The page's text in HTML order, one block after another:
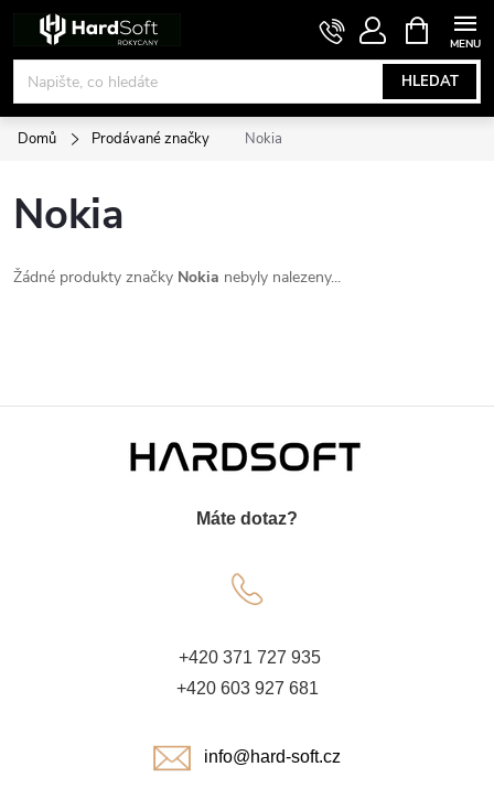
obsah
HLEDAT
NÁKUPNÍ
KOŠÍK
Domů Prodávané značky Nokia
Nokia
Žádné produkty značky Nokia nebyly nalezeny...
Máte dotaz?
+420 371 727 935
+420 603 927 681
info@hard-soft.cz